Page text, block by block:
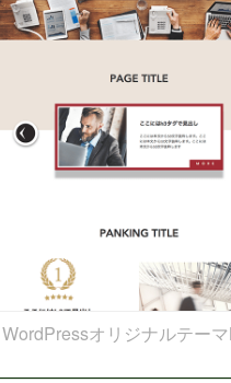
WordPressオリジナルテー